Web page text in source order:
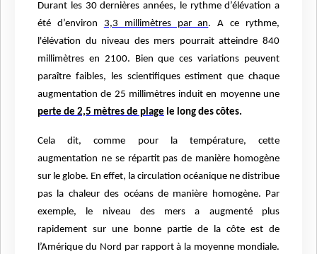
Durant les 30 dernières années, le rythme d’élévation a
été d’environ 3,3 millimètres par an. A ce rythme,
l'élévation du niveau des mers pourrait atteindre 840
millimètres en 2100. Bien que ces variations peuvent
paraître faibles, les scientifiques estiment que chaque
augmentation de 25 millimètres induit en moyenne une
perte de 2,5 mètres de plage le long des côtes.
Cela dit, comme pour la température, cette
augmentation ne se répartit pas de manière homogène
sur le globe. En effet, la circulation océanique ne distribue
pas la chaleur des océans de manière homogène. Par
exemple, le niveau des mers a augmenté plus
rapidement sur une bonne partie de la côte est de
l’Amérique du Nord par rapport à la moyenne mondiale.